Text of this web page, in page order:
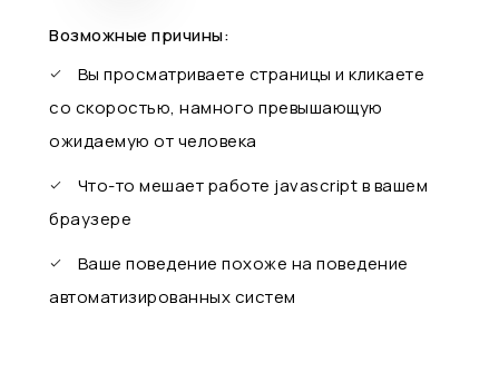
Возможные причины:
Вы просматриваете страницы и кликаете
со скоростью, намного превышающую
ожидаемую от человека
Что-то мешает работе javascript в вашем
браузере
Ваше поведение похоже на поведение
автоматизированных систем